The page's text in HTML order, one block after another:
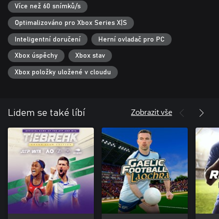
Více než 60 snímků/s
Optimalizováno pro Xbox Series X|S
Inteligentní doručení Herní ovladač pro PC
Xbox úspěchy Xbox stav
Xbox položky uložené v cloudu
Lidem se také líbí Zobrazit vše